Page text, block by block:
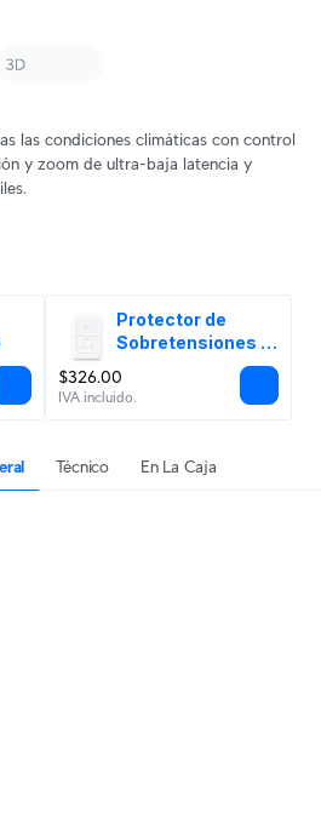
las condiciones climáticas con control
y zoom de ultra-baja latencia y
Protector de
Sobretensiones
$326.00
IVA incluido.
Técnico En La Caja